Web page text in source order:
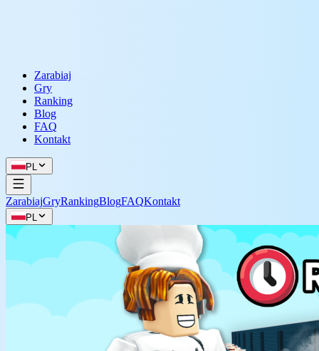
Zarabiaj
Gry
Ranking
Blog
FAQ
Kontakt
PL
ZarabiajGryRankingBlogFAQKontakt
PL